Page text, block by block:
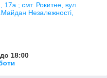
; смт. Рокитне, вул.
Незалежності,
18:00